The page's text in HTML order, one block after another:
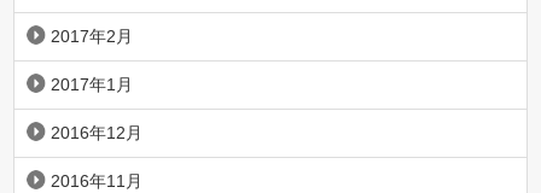
2017年2月
2017年1月
2016年12月
2016年11月